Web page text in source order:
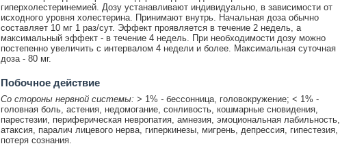
гиперхолестеринемией. Дозу устанавливают индивидуально, в зависимости от
исходного уровня холестерина. Принимают внутрь. Начальная доза обычно
составляет 10 мг 1 раз/сут. Эффект проявляется в течение 2 недель, а
максимальный эффект - в течение 4 недель. При необходимости дозу можно
постепенно увеличить с интервалом 4 недели и более. Максимальная суточная
доза - 80 мг.
Побочное действие
Со стороны нервной системы: > 1% - бессонница, головокружение; < 1% -
головная боль, астения, недомогание, сонливость, кошмарные сновидения,
парестезии, периферическая невропатия, амнезия, эмоциональная лабильность,
атаксия, паралич лицевого нерва, гиперкинезы, мигрень, депрессия, гипестезия,
потеря сознания.